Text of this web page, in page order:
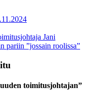
Jani
pariin ”jossain roolissa”
toimitusjohtajan”